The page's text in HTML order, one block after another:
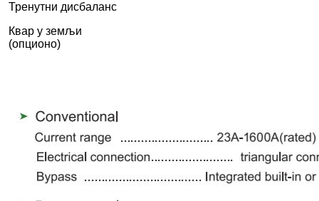
Тренутни дисбаланс
Квар у земљи
(опционо)